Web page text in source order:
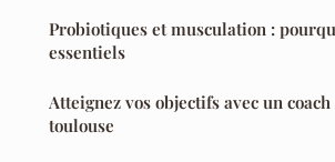
Probiotiques et musculation :
essentiels
Atteignez vos objectifs avec un
toulouse